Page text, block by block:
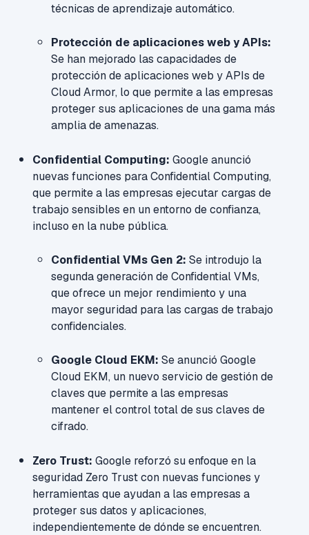
técnicas de aprendizaje automático.
Protección de aplicaciones web y APIs:
Se han mejorado las capacidades de
protección de aplicaciones web y APIs de
Cloud Armor, lo que permite a las empresas
proteger sus aplicaciones de una gama más
amplia de amenazas.
Confidential Computing: Google anunció
nuevas funciones para Confidential Computing,
que permite a las empresas ejecutar cargas de
trabajo sensibles en un entorno de confianza,
incluso en la nube pública.
Confidential VMs Gen 2: Se introdujo la
segunda generación de Confidential VMs,
que ofrece un mejor rendimiento y una
mayor seguridad para las cargas de trabajo
confidenciales.
Google Cloud EKM: Se anunció Google
Cloud EKM, un nuevo servicio de gestión de
claves que permite a las empresas
mantener el control total de sus claves de
cifrado.
Zero Trust: Google reforzó su enfoque en la
seguridad Zero Trust con nuevas funciones y
herramientas que ayudan a las empresas a
proteger sus datos y aplicaciones,
independientemente de dónde se encuentren.